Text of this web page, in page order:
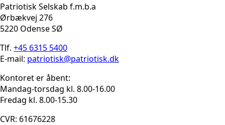
Patriotisk Selskab f.m.b.a
Ørbækvej 276
5220 Odense SØ
Tlf. +45 6315 5400
E-mail: patriotisk@patriotisk.dk
Kontoret er åbent:
Mandag-torsdag kl. 8.00-16.00
Fredag kl. 8.00-15.30
CVR: 61676228